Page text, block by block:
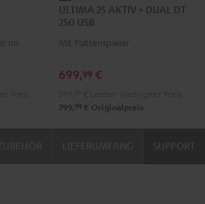
im
25
AKTIV
+
DT
USB
25
AKTIV
+
DT
USB
ULTIMA 25 AKTIV + DUAL DT
250 USB
Mit Plattenspieler
699,99 €
799, 99 € Originalpreis
SUPPORT